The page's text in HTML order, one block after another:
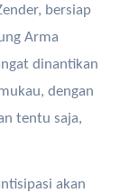
bersiap
Arma
dinantikan
dengan
tentu saja,
akan